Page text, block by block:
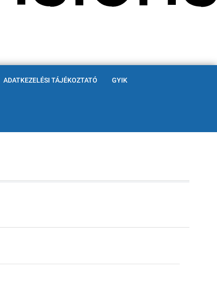
ADATKEZELÉSI TÁJÉKOZTATÓ GYIK